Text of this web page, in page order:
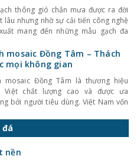
thông gió chắn mưa được ra đời
lâu nhưng nhờ sự cải tiến công nghệ
mang đến những mẫu gạch đa
đáo, chất lượng cao nên nó vẫn
sử dụng phổ biến đến ngày nay. Tuy
mosaic Đồng Tâm – Thách
mọi không gian
mosaic Đồng Tâm là thương hiệu
Việt chất lượng cao và được ưa
bởi người tiêu dùng. Việt Nam vốn
công nghiệp gạch, nhưng vượt qua
hiệu Trung Quốc, Pháp, Ấn Độ
nền